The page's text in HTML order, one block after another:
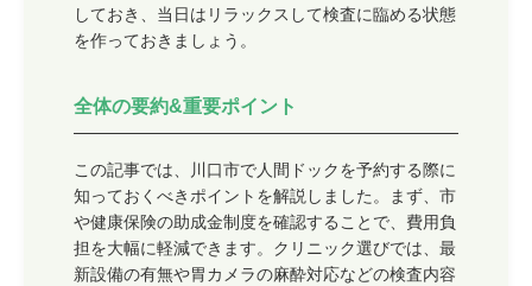
しておき、当日はリラックスして検査に臨める状態
を作っておきましょう。
全体の要約&重要ポイント
この記事では、川口市で人間ドックを予約する際に
知っておくべきポイントを解説しました。まず、市
や健康保険の助成金制度を確認することで、費用負
担を大幅に軽減できます。クリニック選びでは、最
新設備の有無や胃カメラの麻酔対応などの検査内容